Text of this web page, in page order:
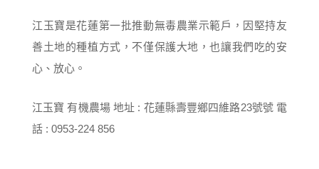
江玉寶是花蓮第一批推動無毒農業示範戶，因堅持友
善土地的種植方式，不僅保護大地，也讓我們吃的安
心、放心。
江玉寶 有機農場 地址 : 花蓮縣壽豐鄉四維路23號號 電
話 : 0953-224 856